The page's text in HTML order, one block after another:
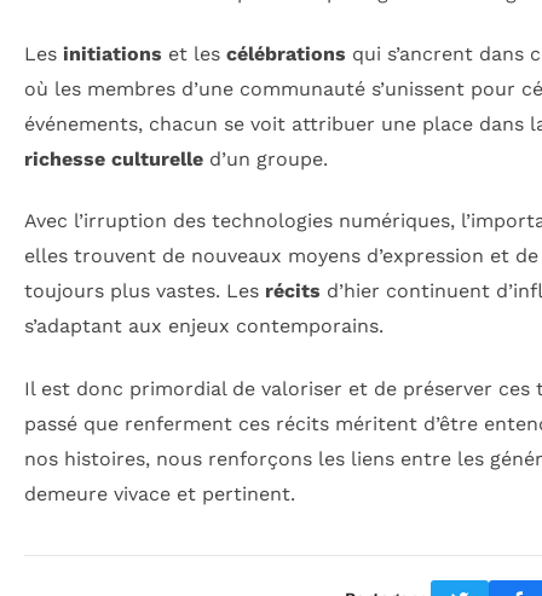
Les initiations et les célébrations qui s’ancrent dans
où les membres d’une communauté s’unissent pour
événements, chacun se voit attribuer une place dans
richesse culturelle d’un groupe.
Avec l’irruption des technologies numériques,
elles trouvent de nouveaux moyens d’expression et
toujours plus vastes. Les récits d’hier continuent
s’adaptant aux enjeux contemporains.
Il est donc primordial de valoriser et de préserver ces
passé que renferment ces récits méritent d’être
nos histoires, nous renforçons les liens entre les
demeure vivace et pertinent.